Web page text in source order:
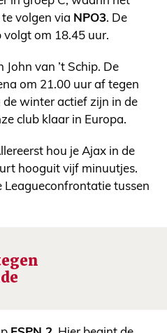
volgen via NPO3. De
om 18.45 uur.
van ’t Schip. De
om 21.00 uur af tegen
winter actief zijn in de
club klaar in Europa.
hou je Ajax in de
hooguit vijf minuutjes.
Leagueconfrontatie tussen